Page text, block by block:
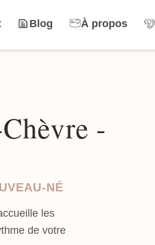
Blog À propos
-
NÉ
les
de votre